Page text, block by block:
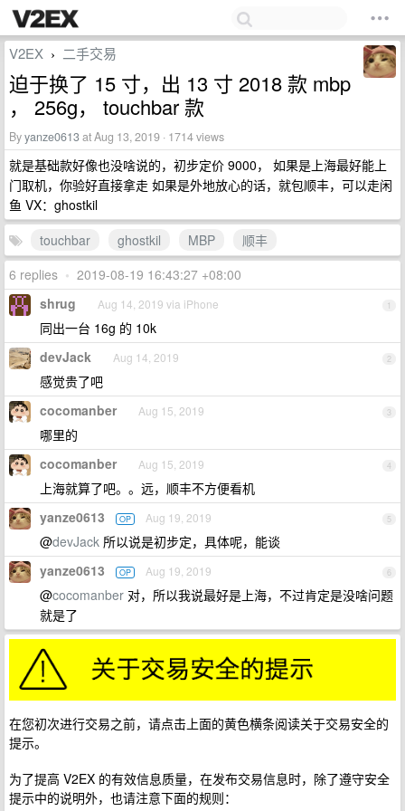
V2EX › 二手交易
迫于换了 15 寸，出 13 寸 2018 款 mbp
， 256g， touchbar 款
Byyanze0613at Aug 13, 2019 · 1714 views
就是基础款好像也没啥说的，初步定价 9000， 如果是上海最好能上
门取机，你验好直接拿走 如果是外地放心的话，就包顺丰，可以走闲
鱼 VX：ghostkil
touchbar
ghostkil MBP
顺丰
6 replies • 2019-08-19 16:43:27 +08:00
1
shrug Aug 14, 2019 via iPhone
同出一台 16g 的 10k
2
devJack Aug 14, 2019
感觉贵了吧
3
cocomanber Aug 15, 2019
哪里的
4
cocomanber Aug 15, 2019
上海就算了吧。。远，顺丰不方便看机
5
yanze0613 OP Aug 19, 2019
@devJack 所以说是初步定，具体呢，能谈
6
yanze0613 OP Aug 19, 2019
@cocomanber 对，所以我说最好是上海，不过肯定是没啥问题
就是了
在您初次进行交易之前，请点击上面的黄色横条阅读关于交易安全的
提示。
为了提高 V2EX 的有效信息质量，在发布交易信息时，除了遵守安全
提示中的说明外，也请注意下面的规则：